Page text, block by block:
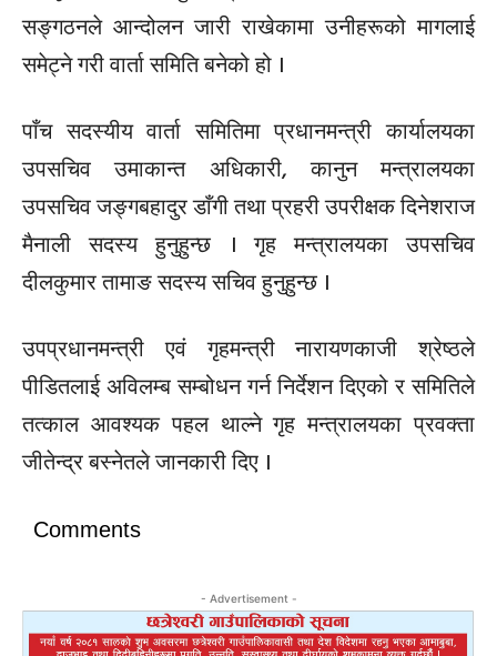
सङ्गठनले आन्दोलन जारी राखेकामा उनीहरूको मागलाई
समेट्ने गरी वार्ता समिति बनेको हो ।
पाँच सदस्यीय वार्ता समितिमा प्रधानमन्त्री कार्यालयका
उपसचिव उमाकान्त अधिकारी, कानुन मन्त्रालयका
उपसचिव जङ्गबहादुर डाँगी तथा प्रहरी उपरीक्षक दिनेशराज
मैनाली सदस्य हुनुहुन्छ । गृह मन्त्रालयका उपसचिव
दीलकुमार तामाङ सदस्य सचिव हुनुहुन्छ ।
उपप्रधानमन्त्री एवं गृहमन्त्री नारायणकाजी श्रेष्ठले
पीडितलाई अविलम्ब सम्बोधन गर्न निर्देशन दिएको र समितिले
तत्काल आवश्यक पहल थाल्ने गृह मन्त्रालयका प्रवक्ता
जीतेन्द्र बस्नेतले जानकारी दिए ।
Comments
- Advertisement -